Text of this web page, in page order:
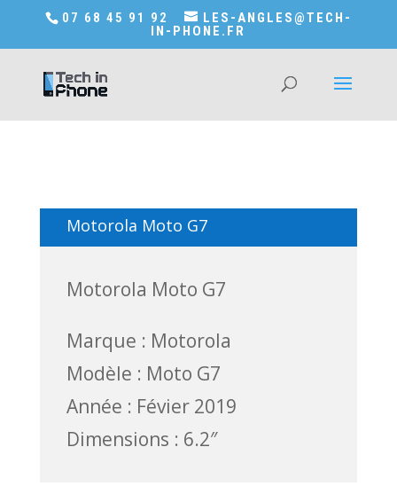
Accédez a Shop-in-tech-in-phone
07 68 45 91 92
LES-ANGLES@TECH-
IN-PHONE.FR
Motorola Moto G7
Motorola Moto G7
Marque : Motorola
Modèle : Moto G7
Année : Févier 2019
Dimensions : 6.2″